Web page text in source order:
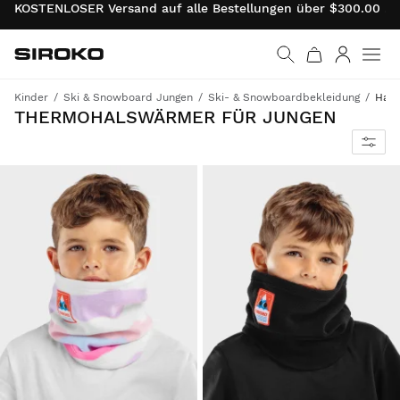
KOSTENLOSER Versand auf alle Bestellungen über $300.00
Weiter zur Startseite
Siroko.com
Kinder Ski & Snowboard Jungen Ski- & Snowboardbekleidung
THERMOHALSWÄRMER FÜR JUNGEN